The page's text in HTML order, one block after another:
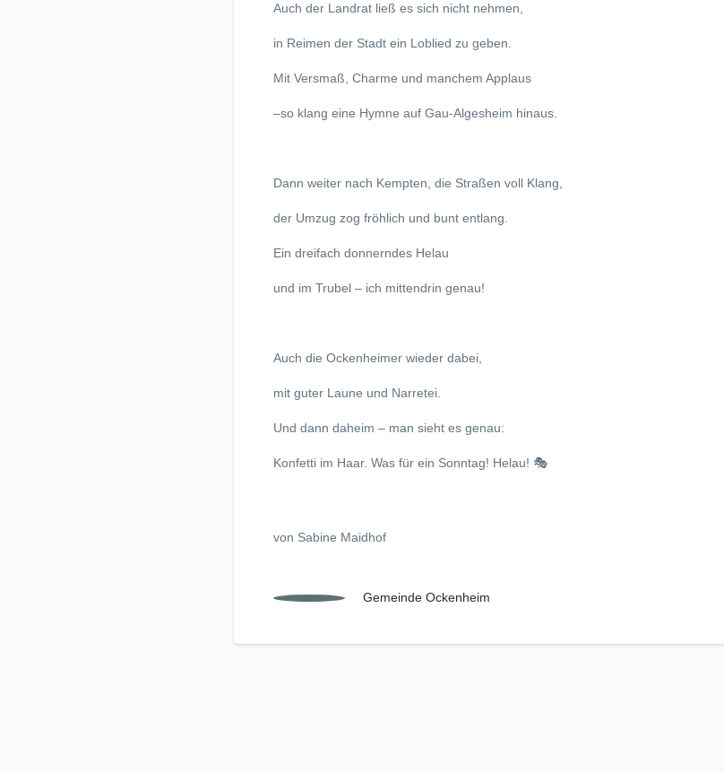
Auch der Landrat ließ es sich nicht nehmen,
in Reimen der Stadt ein Loblied zu geben.
Mit Versmaß, Charme und manchem Applaus
–so klang eine Hymne auf Gau-Algesheim hinaus.
Dann weiter nach Kempten, die Straßen voll Klang,
der Umzug zog fröhlich und bunt entlang.
Ein dreifach donnerndes Helau
und im Trubel – ich mittendrin genau!
Auch die Ockenheimer wieder dabei,
mit guter Laune und Narretei.
Und dann daheim – man sieht es genau:
Konfetti im Haar. Was für ein Sonntag! Helau! 🎭
von Sabine Maidhof
Gemeinde Ockenheim